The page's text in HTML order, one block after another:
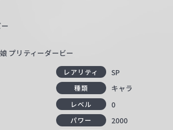
プリティーダービー
レアリティ SP
種類 キャラ
レベル 0
パワー 2000